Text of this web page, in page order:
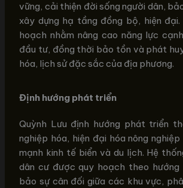
vững, cải thiện đời sống người dân,
xây dựng hạ tầng đồng bộ, hiện
hoạch nhằm nâng cao năng lực
đầu tư, đồng thời bảo tồn và phát
hóa, lịch sử đặc sắc của địa phương.
Định hướng phát triển
Quỳnh Lưu định hướng phát triển
nghiệp hóa, hiện đại hóa nông
mạnh kinh tế biển và du lịch. Hệ
dân cư được quy hoạch theo hướng
bảo sự cân đối giữa các khu vực,